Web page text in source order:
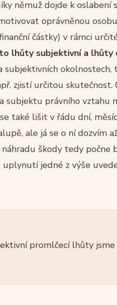
němuž dojde k oslabení
oprávněnou
částky) v rámci
lhůty subjektivní a lhůty
okolnostech,
zjistí určitou
právního vztahu
také lišit v řádu dní,
ale já se o ní dozvím
škody tedy počne
uplynutí jedné z výše
promlčecí lhůty jsme